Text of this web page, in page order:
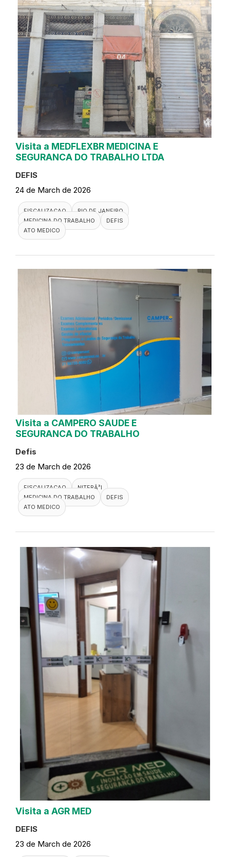
Visita a MEDFLEXBR MEDICINA E
SEGURANCA DO TRABALHO LTDA
DEFIS
24 de March de 2026
FISCALIZACAO
RIO DE JANEIRO
MEDICINA DO TRABALHO
DEFIS
ATO MEDICO
Visita a CAMPERO SAUDE E
SEGURANCA DO TRABALHO
Defis
23 de March de 2026
FISCALIZACAO
NITERÃ³I
MEDICINA DO TRABALHO
DEFIS
ATO MEDICO
Visita a AGR MED
DEFIS
23 de March de 2026